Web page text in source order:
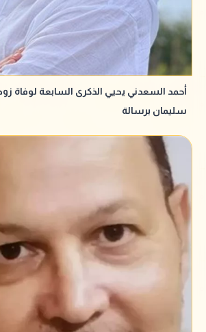
أحمد السعدني يحيي الذكرى السابعة لوفاة
سليمان برسالة